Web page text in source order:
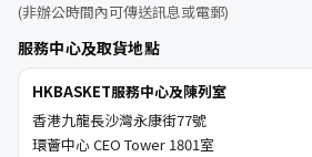
(非辦公時間內可傳送訊息或電郵)
服務中心及取貨地點
HKBASKET服務中心及陳列室
香港九龍長沙灣永康街77號
環薈中心 CEO Tower 1801室